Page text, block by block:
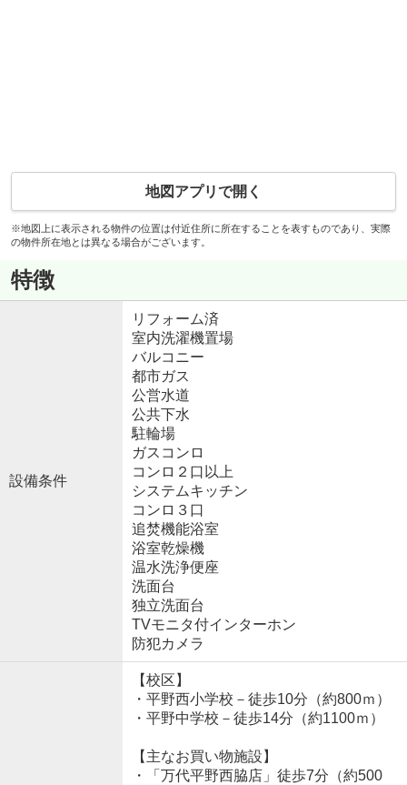
地図アプリで開く
※地図上に表示される物件の位置は付近住所に所在することを表すものであり、実際
の物件所在地とは異なる場合がございます。
特徴
設備条件
リフォーム済
室内洗濯機置場
バルコニー
都市ガス
公営水道
公共下水
駐輪場
ガスコンロ
コンロ２口以上
システムキッチン
コンロ３口
追焚機能浴室
浴室乾燥機
温水洗浄便座
洗面台
独立洗面台
TVモニタ付インターホン
防犯カメラ
【校区】
・平野西小学校－徒歩10分（約800ｍ）
・平野中学校－徒歩14分（約1100ｍ）
【主なお買い物施設】
・「万代平野西脇店」徒歩7分（約500